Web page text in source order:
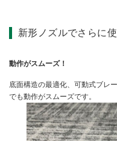
別売部品
新形ノズルでさらに使
動作がスムーズ！
底面構造の最適化、可動式ブレ
でも動作がスムーズです。